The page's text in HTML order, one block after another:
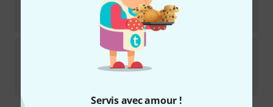
Servis avec amour !
Disponible immédiatement
3.059
Powell Sonare PS 905 CEF Flute B-Stock
Disponible immédiatement